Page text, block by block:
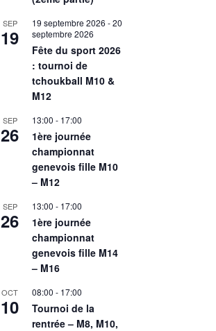
SEP
19
19 septembre 2026 -20
septembre 2026
Fête du sport 2026
: tournoi de
tchoukball M10 &
M12
SEP
26
13:00 - 17:00
1ère journée
championnat
genevois fille M10
– M12
SEP
26
13:00 - 17:00
1ère journée
championnat
genevois fille M14
– M16
OCT
10
08:00 - 17:00
Tournoi de la
rentrée – M8, M10,